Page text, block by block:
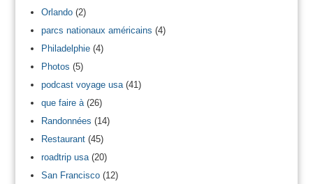
Orlando(2)
parcs nationaux américains (4)
Philadelphie(4)
Photos (5)
podcast voyage usa(41)
que faire à(26)
Randonnées (14)
Restaurant(45)
roadtrip usa(20)
San Francisco(12)